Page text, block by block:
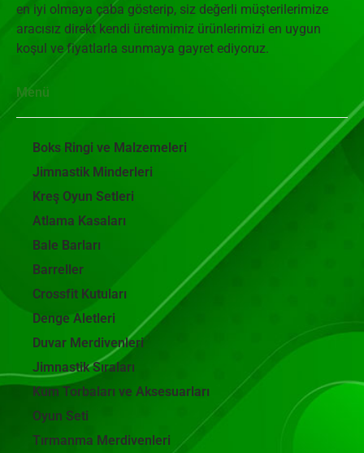
en iyi olmaya çaba gösterip, siz değerli müşterilerimize
aracısız direkt kendi üretimimiz ürünlerimizi en uygun
koşul ve fiyatlarla sunmaya gayret ediyoruz.
Menü
Boks Ringi ve Malzemeleri
Jimnastik Minderleri
Kreş Oyun Setleri
Atlama Kasaları
Bale Barları
Barreller
Crossfit Kutuları
Denge Aletleri
Duvar Merdivenleri
Jimnastik Sıraları
Kum Torbaları ve Aksesuarları
Oyun Seti
Tırmanma Merdivenleri